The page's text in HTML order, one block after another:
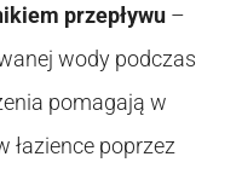
przepływu –
wody podczas
pomagają w
łazience poprzez